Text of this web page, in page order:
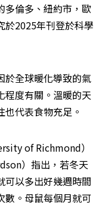
多倫多、紐約市，歐
於2025年刊登於科學
於全球暖化導致的氣
程度有關。溫暖的天
代表食物充足。
of Richmond）
）指出，若冬天
可以多出好幾週時間
數。母鼠每個月就可